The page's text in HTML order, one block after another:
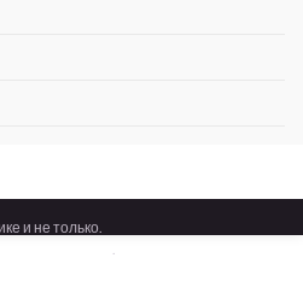
и не только.
.